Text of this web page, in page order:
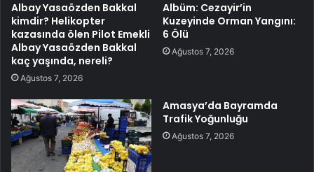
Albay Yasaözden Bakkal
kimdir? Helikopter
kazasında ölen Pilot Emekli
Albay Yasaözden Bakkal
kaç yaşında, nereli?
Ağustos 7, 2026
Albüm: Cezayir’in
Kuzeyinde Orman Yangını:
6 Ölü
Ağustos 7, 2026
Amasya’da Bayramda
Trafik Yoğunluğu
Ağustos 7, 2026